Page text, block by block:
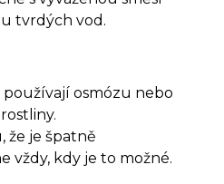
tvrdých vod.
osmózu nebo
že je špatně
vždy, kdy je to možné.